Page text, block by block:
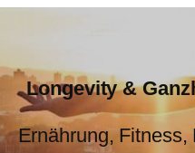
Longevity &
Ernährung,